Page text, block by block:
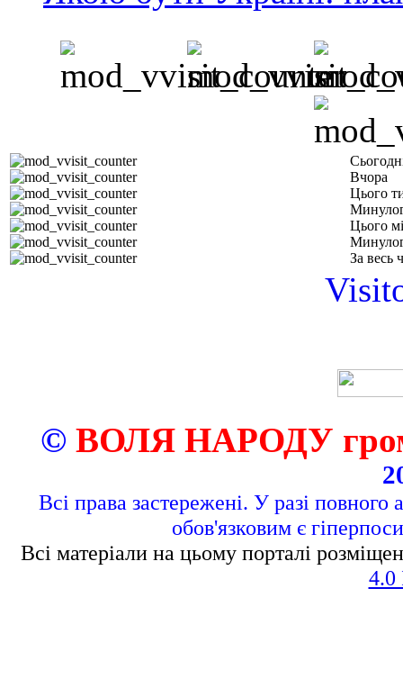
Вчора
Цього
Цього
За весь
© ВОЛЯ НАРОДУ
Всі права застережені. У разі повного
обов'язковим є
Всі матеріали на цьому порталі
4.0